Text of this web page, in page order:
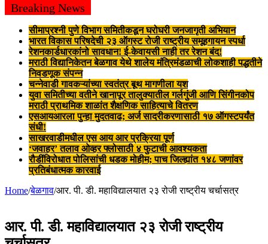
Breaking News
सीमाप्रश्नी पुणे विभाग समितीकडून घरोघरी जनजागृती अभियान
भारत विकास परिषदेची २३ ऑगस्ट रोजी राष्ट्रीय समूहगायन स्पर्धा
रेशनकार्डधारकांनो सावधान! ई-केवायसी नाही तर रेशन बंद!
मराठी विद्यानिकेतन बेळगाव येथे शालेय मंत्रिमंडळाची लोकशाही पद्धतीने
निवडणूक संपन्न
चन्नेवाडी गावकऱ्यांच्या स्वतंत्र बूथ मागणीला यश
युवा समितीच्या वतीने खानापूर तालुक्यातील गर्लगुंजी आणि सिंगीनकोप
मराठी प्राथमिक शाळांत शैक्षणिक साहित्याचे वितरण
एसआयआरला पुन्हा मुदतवाढ; अर्ज सादरीकरणासाठी १७ ऑगस्टपर्यंत
संधी!
साखरवाडीमधील एस आय आर प्रक्रिया पूर्ण
‘जवाहर’ तलाव ओव्हर फ्लोसाठी ४ फुटाची आवश्यकता
रौडींविरोधात पोलिसांची धडक मोहीम; पाच जिल्ह्यांत १४८ जणांवर
प्रतिबंधात्मक कारवाई
Home/बेळगाव/आर. पी. डी. महाविद्यालयात २३ रोजी राष्ट्रीय चर्चासत्र
आर. पी. डी. महाविद्यालयात २३ रोजी राष्ट्रीय